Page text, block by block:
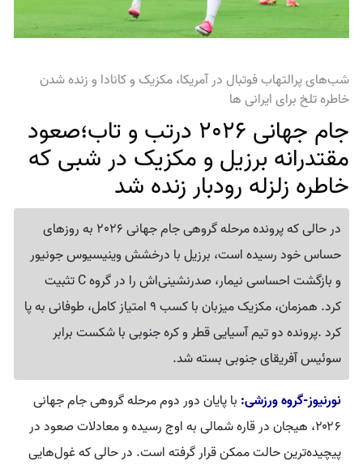
شب‌های پرالتهاب فوتبال در آمریکا، مکزیک و کانادا و زنده شدن
خاطره تلخ برای ایرانی ها
جام جهانی 2026 درتب و تاب؛صعود
مقتدرانه برزیل و مکزیک در شبی که
خاطره زلزله رودبار زنده شد
در حالی که پرونده مرحله گروهی جام جهانی 2026 به روزهای
حساس خود رسیده است، برزیل با درخشش وینیسیوس جونیور
و بازگشت احساسی نیمار، صدرنشینی‌اش را در گروه C تثبیت
کرد. همزمان، مکزیک میزبان با کسب 9 امتیاز کامل، طوفانی به پا
کرد .پرونده دو تیم آسیایی قطر و کره جنوبی با شکست برابر
سوئیس آفریقای جنوبی بسته شد.
نورنیوز-گروه ورزشی: با پایان دور دوم مرحله گروهی جام جهانی
۲۰۲۶، هیجان در قاره شمالی به اوج رسیده و معادلات صعود در
پیچیده‌ترین حالت ممکن قرار گرفته است. در حالی که غول‌هایی